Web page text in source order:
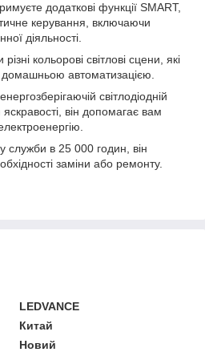
додаткові функції SMART,
керування, включаючи
діяльності.
кольорові світлові сцени, які
домашньою автоматизацією.
світлодіодній
він допомагає вам
служби в 25 000 годин, він
заміни або ремонту.
LEDVANCE
Китай
Новий